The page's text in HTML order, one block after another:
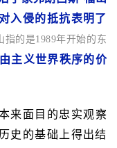
入侵的抵抗表明了
指的是1989年开始的东
主义世界秩序的价
来面目的忠实观察
史的基础上得出结